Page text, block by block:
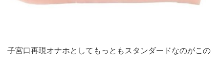
子宮口再現オナホとしてもっともスタンダードなのがこの